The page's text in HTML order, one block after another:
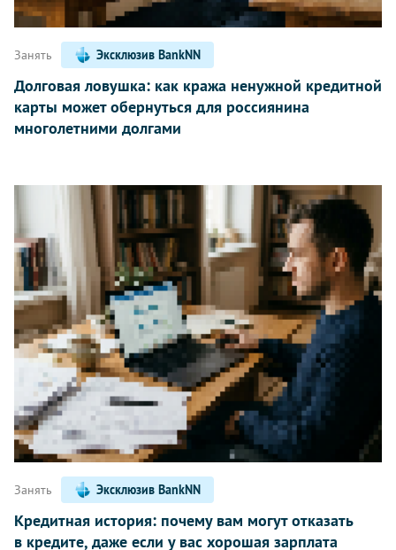
Занять Эксклюзив BankNN
Долговая ловушка: как кража ненужной кредитной
карты может обернуться для россиянина
многолетними долгами
Занять Эксклюзив BankNN
Кредитная история: почему вам могут отказать
в кредите, даже если у вас хорошая зарплата